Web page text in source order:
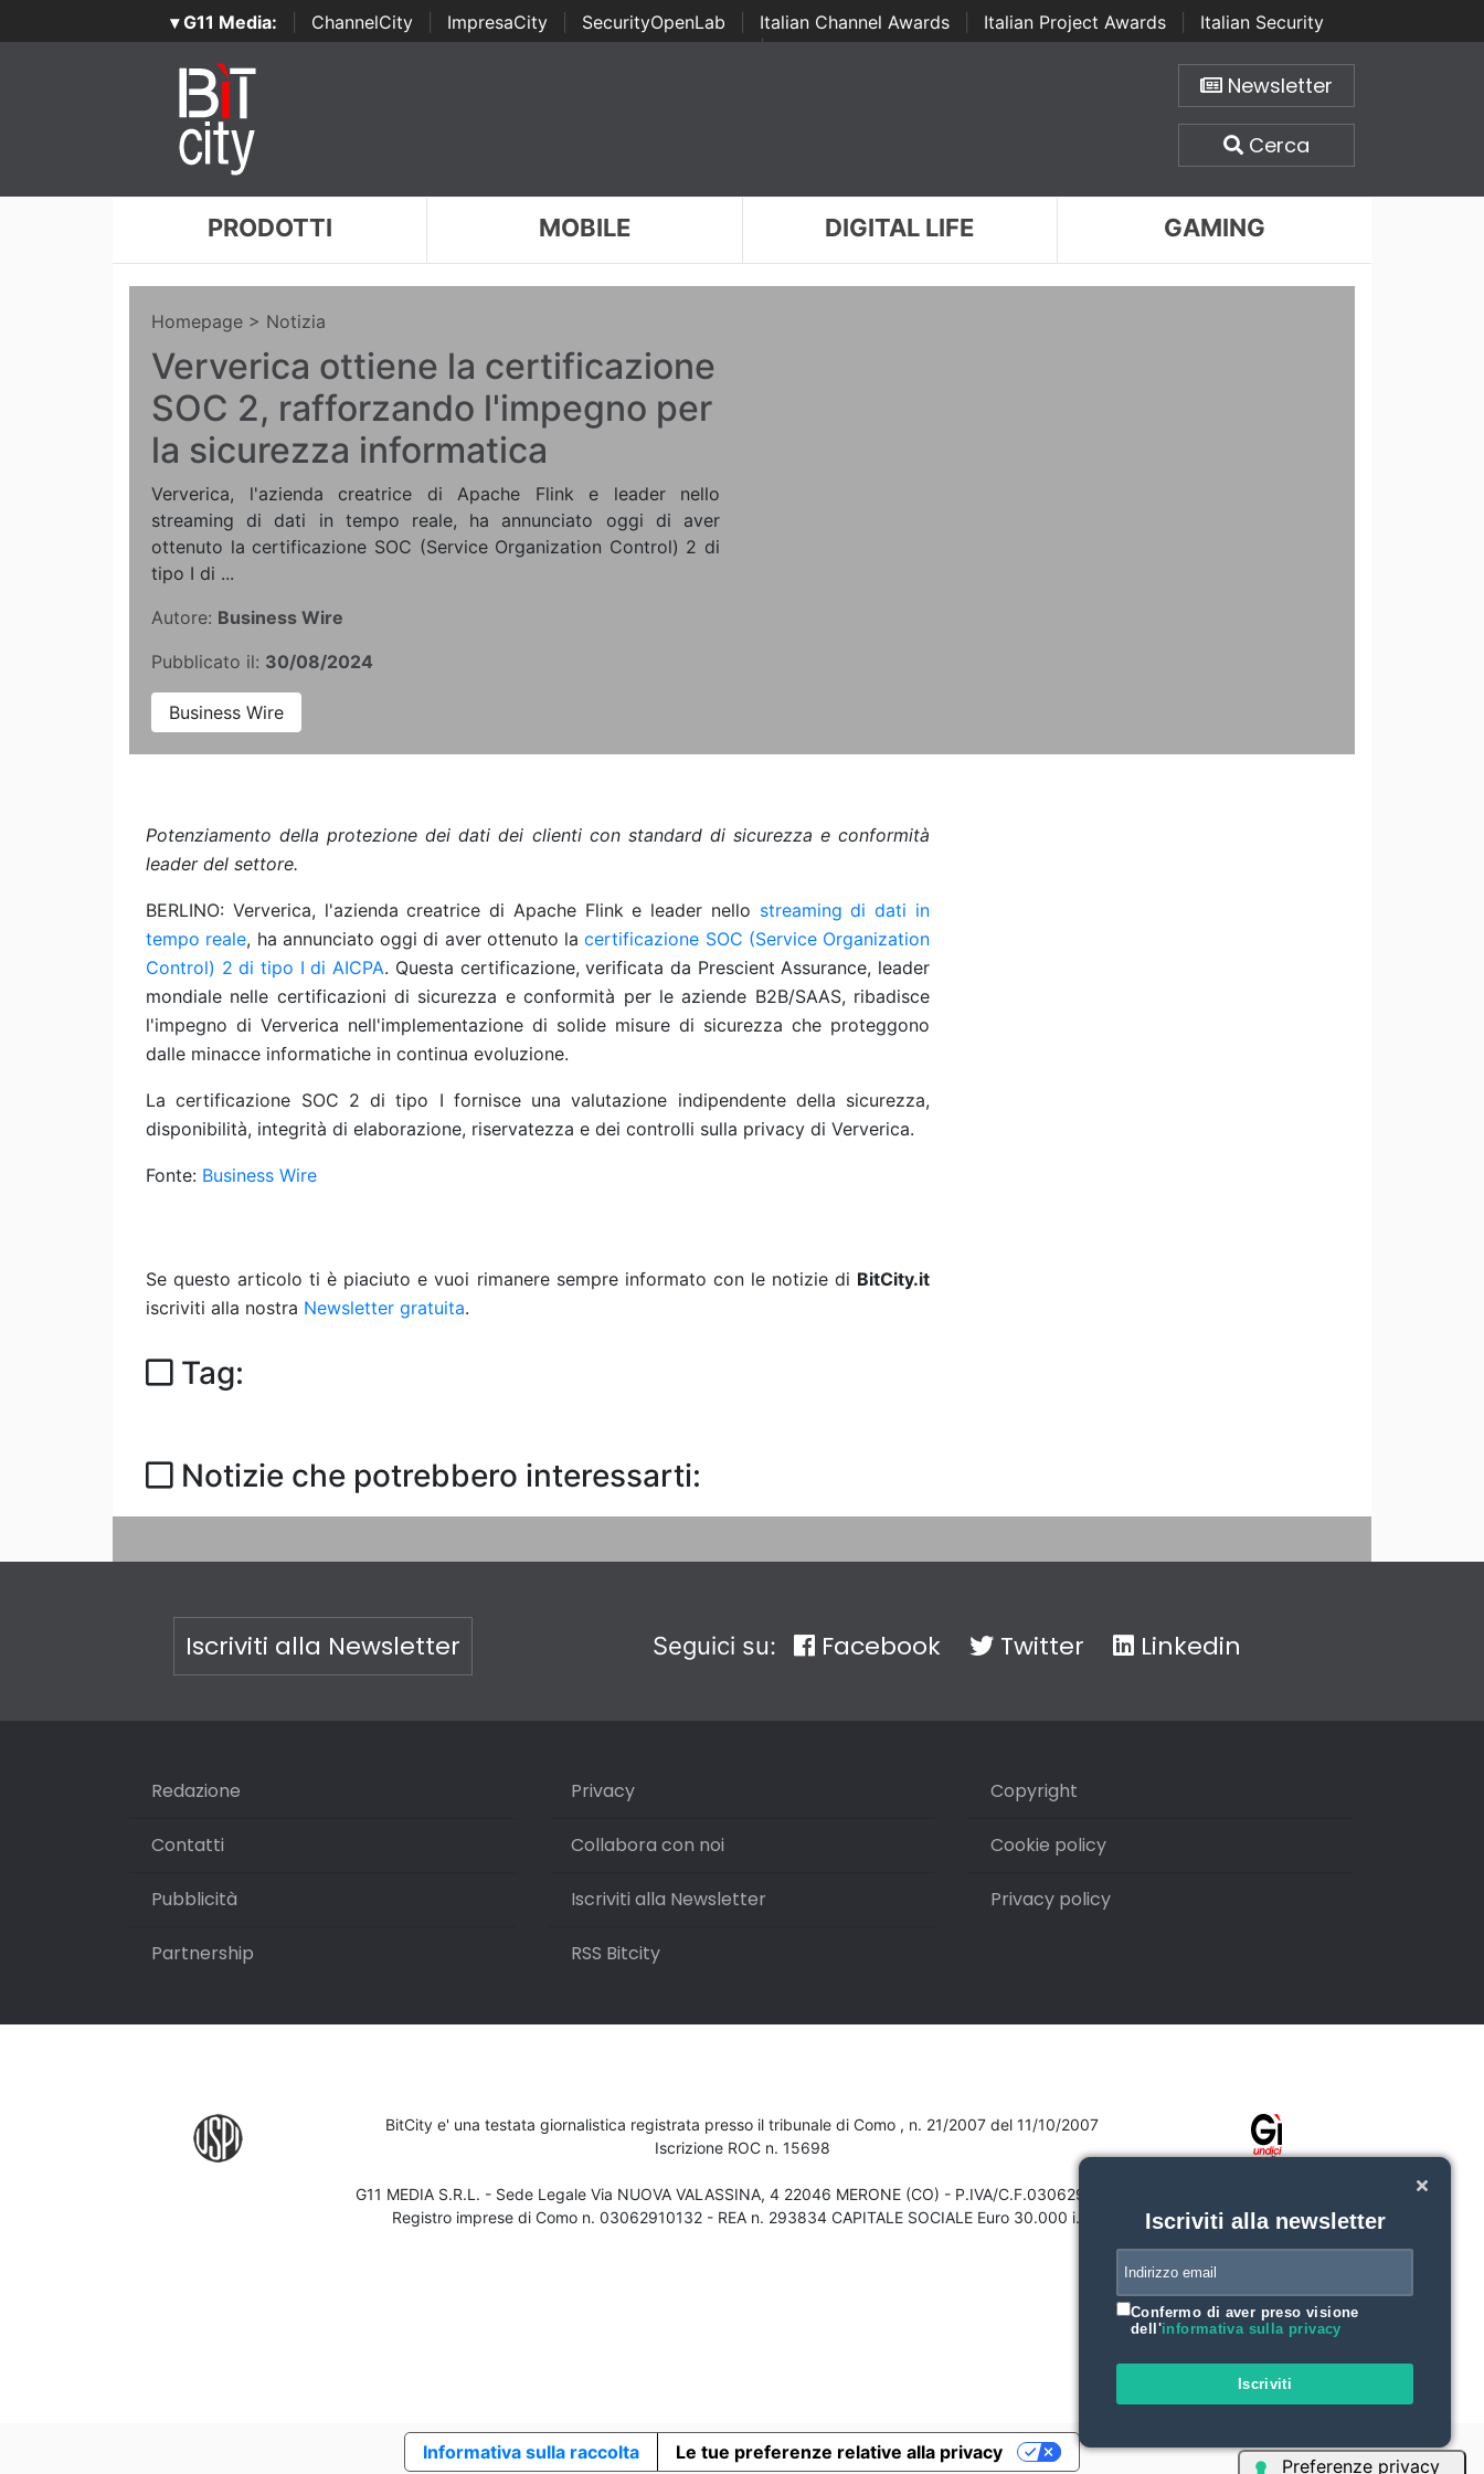
▾ G11 Media: ChannelCity ImpresaCity SecurityOpenLab Italian Channel Awards Italian Project Awards
Italian Security
Awards | ...
Newsletter
Cerca
PRODOTTI MOBILE DIGITAL LIFE GAMING
Homepage > Notizia
Ververica ottiene la certificazione
SOC 2, rafforzando l'impegno per
la sicurezza informatica
Ververica, l'azienda creatrice di Apache Flink e leader nello
streaming di dati in tempo reale, ha annunciato oggi di aver
ottenuto la certificazione SOC (Service Organization Control) 2 di
tipo I di ...
Autore: Business Wire
Pubblicato il: 30/08/2024
Business Wire
Potenziamento della protezione dei dati dei clienti con standard di sicurezza e conformità
leader del settore.
BERLINO: Ververica, l'azienda creatrice di Apache Flink e leader nello streaming di dati in
tempo reale, ha annunciato oggi di aver ottenuto lacertificazione SOC (Service Organization
Control) 2 di tipo I di AICPA. Questa certificazione, verificata da Prescient Assurance, leader
mondiale nelle certificazioni di sicurezza e conformità per le aziende B2B/SAAS, ribadisce
l'impegno di Ververica nell'implementazione di solide misure di sicurezza che proteggono
dalle minacce informatiche in continua evoluzione.
La certificazione SOC 2 di tipo I fornisce una valutazione indipendente della sicurezza,
disponibilità, integrità di elaborazione, riservatezza e dei controlli sulla privacy di Ververica.
Fonte: Business Wire
Se questo articolo ti è piaciuto e vuoi rimanere sempre informato con le notizie di BitCity.it
iscriviti alla nostra Newsletter gratuita.
Tag:
Notizie che potrebbero interessarti:
Iscriviti alla Newsletter Seguici su: Facebook Twitter Linkedin
Redazione
Contatti
Pubblicità
Partnership
Privacy
Collabora con noi
Iscriviti alla Newsletter
RSS Bitcity
Copyright
Cookie policy
Privacy policy
BitCity e' una testata giornalistica registrata presso il tribunale di Como , n. 21/2007 del 11/10/2007
Iscrizione ROC n. 15698
G11 MEDIA S.R.L. - Sede Legale Via NUOVA VALASSINA, 4 22046 MERONE (CO) - P.IVA/C.F.03062910132
Registro imprese di Como n. 03062910132 - REA n. 293834 CAPITALE SOCIALE Euro 30.000 i.v.
Iscriviti alla newsletter
Confermo di aver preso visione
dell'informativa sulla privacy
Iscriviti
Informativa sulla raccolta Le tue preferenze relative alla privacy